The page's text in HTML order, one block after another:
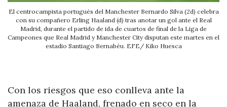
El centrocampista portugués del Manchester Bernardo Silva (2d) celebra
con su compañero Erling Haaland (d) tras anotar un gol ante el Real
Madrid, durante el partido de ida de cuartos de final de la Liga de
Campeones que Real Madrid y Manchester City disputan este martes en el
estadio Santiago Bernabéu. EFE/ Kiko Huesca
Con los riesgos que eso conlleva ante la
amenaza de Haaland, frenado en seco en la